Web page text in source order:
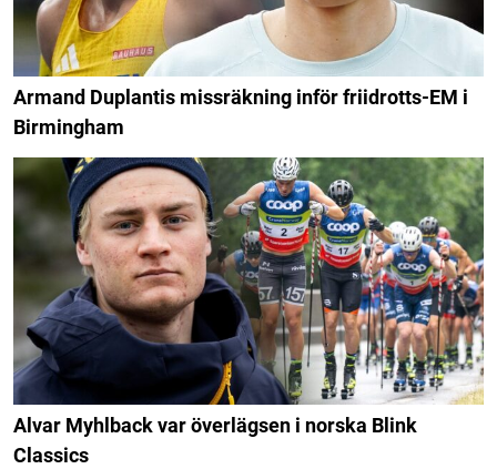
Armand Duplantis missräkning inför friidrotts-EM i
Birmingham
Alvar Myhlback var överlägsen i norska Blink
Classics